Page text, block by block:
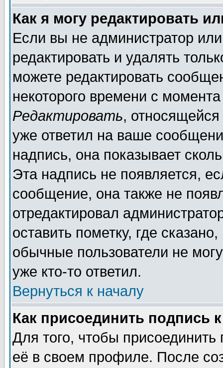
Как я могу редактировать
Если вы не администратор
редактировать и удалять
можете редактировать
некоторого времени с
Редактировать,
уже ответил на ваше
надпись, она показывает
Эта надпись не появляется,
сообщение, она также не
отредактировал
оставить пометку, где
обычные пользователи не
уже кто-то ответил.
Вернуться к началу
Как присоединить подпись
Для того, чтобы
её в своем профиле. После